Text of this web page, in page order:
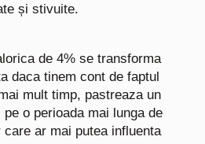
și stivuite.
de 4% se transforma
daca tinem cont de faptul
mult timp, pastreaza un
o perioada mai lunga de
ar mai putea influenta